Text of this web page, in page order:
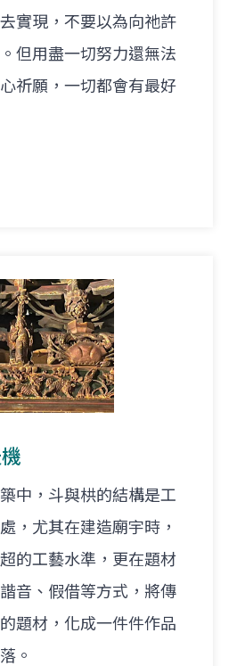
實現，不要以為向祂許
但用盡一切努力還無法
祈願，一切都會有最好
中，斗與栱的結構是工
，尤其在建造廟宇時，
的工藝水準，更在題材
音、假借等方式，將傳
題材，化成一件件作品
。